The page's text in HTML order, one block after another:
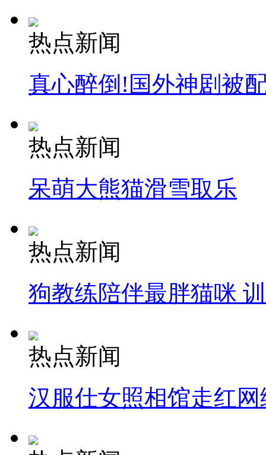
热点新闻
真心醉倒!国外神剧被
热点新闻
呆萌大熊猫滑雪取乐
热点新闻
狗教练陪伴最胖猫咪
热点新闻
汉服仕女照相馆走红网